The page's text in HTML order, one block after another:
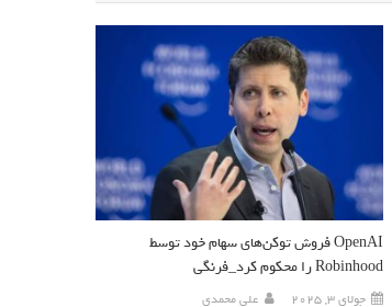
OpenAI فروش توکن‌های سهام خود توسط
Robinhood را محکوم کرد_فرنگی
جولای 3, 2025 علی محمدی